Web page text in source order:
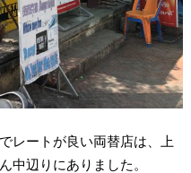
レートが良い両替店は、上
中辺りにありました。